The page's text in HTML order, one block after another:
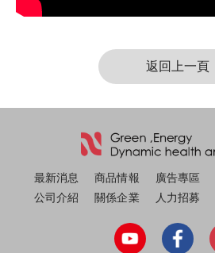
返回上一頁
最新消息 商品情報 廣告專區
公司介紹
關係企業 人力招募